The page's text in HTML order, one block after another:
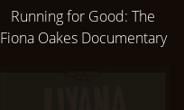
Running for Good: The
Fiona Oakes Documentary